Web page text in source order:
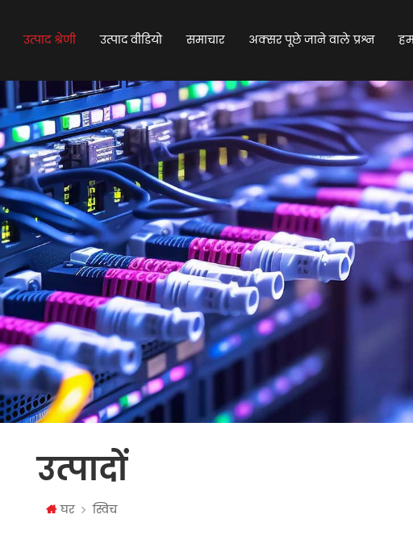
उत्पाद श्रेणी उत्पाद वीडियो समाचार अक्सर पूछे जाने वाले प्रश्न
उत्पादों
घर स्विच